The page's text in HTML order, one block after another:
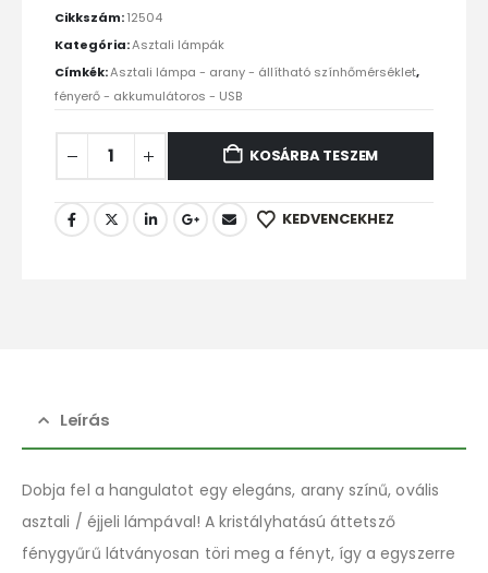
Cikkszám:12504
Kategória:Asztali lámpák
Címkék:Asztali lámpa - arany - állítható színhőmérséklet,
fényerő - akkumulátoros - USB
KOSÁRBA TESZEM
KEDVENCEKHEZ
Leírás
Dobja fel a hangulatot egy elegáns, arany színű, ovális
asztali / éjjeli lámpával! A kristályhatású áttetsző
fénygyűrű látványosan töri meg a fényt, így a egyszerre